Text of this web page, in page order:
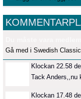
Gå med i Swedish
Klockan 22.58
Tack Anders,,nu
Klockan 17.48